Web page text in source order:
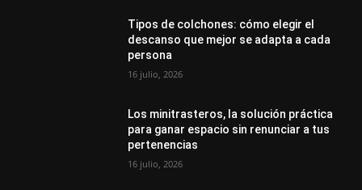
Tipos de colchones: cómo elegir el
descanso que mejor se adapta a cada
persona
16 julio, 2026
Los minitrasteros, la solución práctica
para ganar espacio sin renunciar a tus
pertenencias
16 julio, 2026